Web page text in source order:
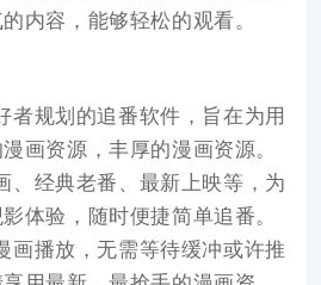
内容，能够轻松的观看。
者规划的追番软件，旨在为用
画资源，丰厚的漫画资源。
、经典老番、最新上映等，为
体验，随时便捷简单追番。
画播放，无需等待缓冲或许推